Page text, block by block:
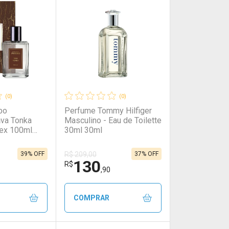
Desconto
Desconto
Laboratório
Ativar Desconto
Comprar sem Desconto
Por Menos
Comprar sem Desconto
(0)
Tonka
100ml
39% OFF
(0)
Perfume Tommy Hilfiger
Masculino - Eau de Toilette
30ml 30ml
R$ 209,00
R$130,90
37% OFF
COMPRAR